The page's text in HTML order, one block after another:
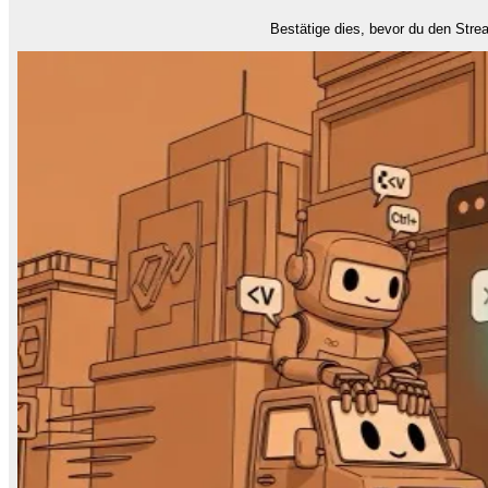
Bestätige dies, bevor du den